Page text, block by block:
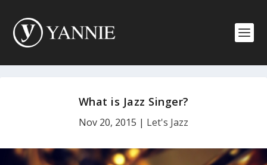
What is Jazz Singer?
Nov 20, 2015 | Let's Jazz